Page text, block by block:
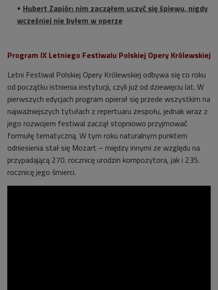
Hubert Zapiór: nim zacząłem uczyć się śpiewu, nigdy
wcześniej nie byłem w operze
Program IX Letniego Festiwalu Polskiej Opery Królewskiej
Letni Festiwal Polskiej Opery Królewskiej odbywa się co roku
od początku istnienia instytucji, czyli już od dziewięciu lat. W
pierwszych edycjach program opierał się przede wszystkim na
najważniejszych tytułach z repertuaru zespołu, jednak wraz z
jego rozwojem festiwal zaczął stopniowo przyjmować
formułę tematyczną. W tym roku naturalnym punktem
odniesienia stał się Mozart – między innymi ze względu na
przypadającą 270. rocznicę urodzin kompozytora, jak i 235.
rocznicę jego śmierci.